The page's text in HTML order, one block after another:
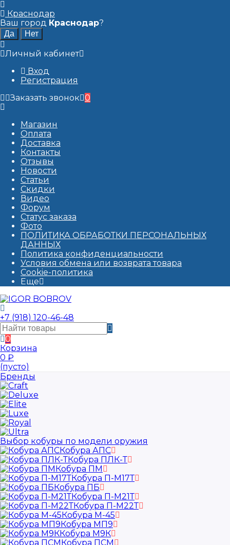
Краснодар
Ваш город Краснодар?
Личный кабинет
Вход
Регистрация
Заказать звонок
0
Магазин
Оплата
Доставка
Контакты
Отзывы
Новости
Статьи
Скидки
Видео
Форум
Статус заказа
Фото
ПОЛИТИКА ОБРАБОТКИ ПЕРСОНАЛЬНЫХ
ДАННЫХ​
Политика конфиденциальности
Условия обмена или возврата товара
Cookie-политика
Еще
+7 (918) 120-46-48
0
Корзина
0 ₽
(пусто)
Бренды
Выбор кобуры по модели оружия
Кобура АПС
Кобура ПЛК-Т
Кобура ПМ
Кобура П-М17Т
Кобура ПБ
Кобура П-М21Т
Кобура П-М22Т
Кобура М-45
Кобура МП9
Кобура М9К
Кобура ПСМ